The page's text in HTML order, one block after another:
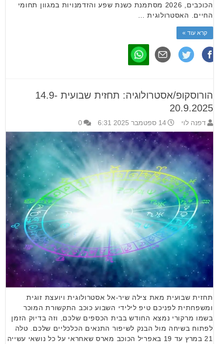
הכוכבים, 2026 מסתמנת כשנת שפע והזדמנויות במגוון תחומי
החיים. האסטרולוגית …
קרא עוד »
הורוסקופ/אסטרולוגיה: תחזית שבועית 14.9-
20.9.2025
דפנה לוי 14 ספטמבר 2025 6:31 0
תחזית שבועית מאת צילה שיר-אל אסטרולוגית ויועצת זוגית
ומשפחתית לפניכם טיפ לילידי השבוע כוכב התקשורת המוכר
בשמו מרקורי נמצא החודש בבית הכספים שלכם, וזה בדיוק הזמן
לפתוח בשיחה מול הבנק לשיפור התנאים הכלכליים שלכם. טלה
21 במרץ עד 19 באפריל הכוכב מארס שאחראי על כל נושאי עשייה